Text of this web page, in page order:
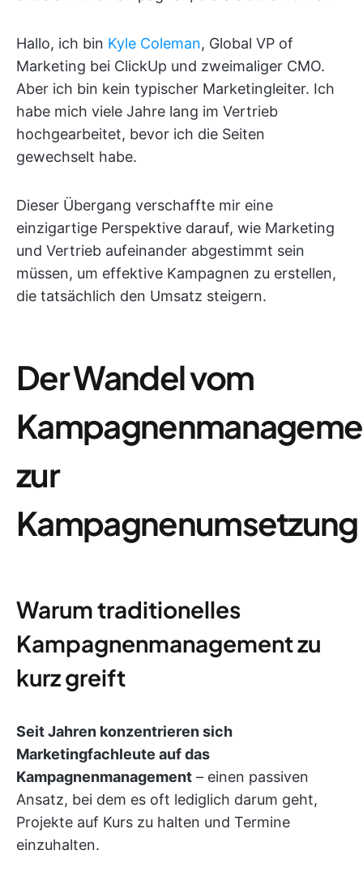
Hallo, ich bin Kyle Coleman, Global VP of
Marketing bei ClickUp und zweimaliger CMO.
Aber ich bin kein typischer Marketingleiter. Ich
habe mich viele Jahre lang im Vertrieb
hochgearbeitet, bevor ich die Seiten
gewechselt habe.
Dieser Übergang verschaffte mir eine
einzigartige Perspektive darauf, wie Marketing
und Vertrieb aufeinander abgestimmt sein
müssen, um effektive Kampagnen zu erstellen,
die tatsächlich den Umsatz steigern.
Der Wandel vom
zur
Kampagnenumsetzung
Warum traditionelles
Kampagnenmanagement zu
kurz greift
Seit Jahren konzentrieren sich
Marketingfachleute auf das
Kampagnenmanagement – einen passiven
Ansatz, bei dem es oft lediglich darum geht,
Projekte auf Kurs zu halten und Termine
einzuhalten.